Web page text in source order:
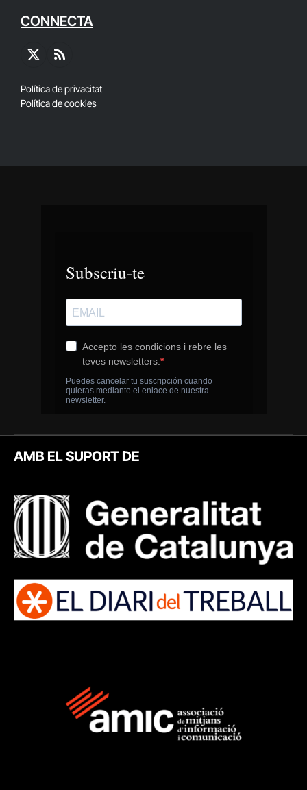
CONNECTA
X
RSS
Política de privacitat
Política de cookies
AMB EL SUPORT DE